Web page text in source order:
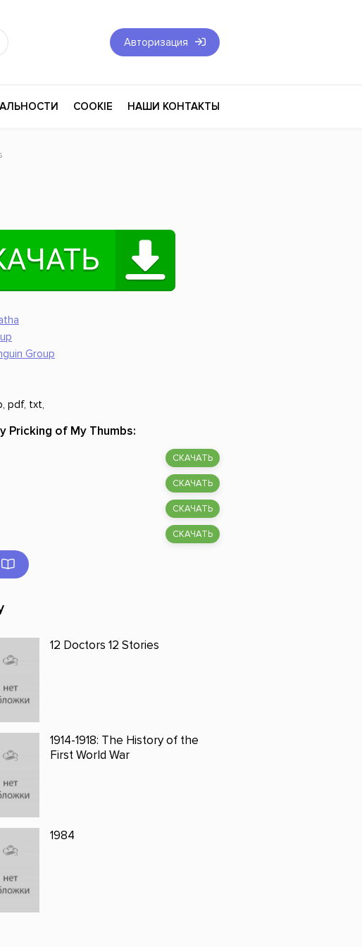
Авторизация
проза
России
Эзотерика
Экономика
COOKIE НАШИ КОНТАКТЫ
Group
pdf, txt,
Pricking of My Thumbs:
СКАЧАТЬ
СКАЧАТЬ
СКАЧАТЬ
СКАЧАТЬ
12 Doctors 12 Stories
1914-1918: The History of the
First World War
1984